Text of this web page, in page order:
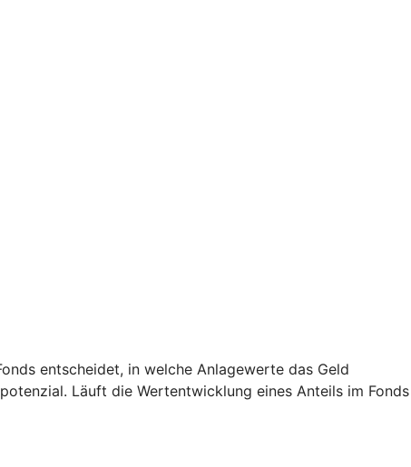
entscheidet, in welche Anlagewerte das Geld
Läuft die Wertentwicklung eines Anteils im Fonds